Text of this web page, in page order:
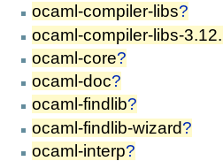
ocaml-compiler-libs?
ocaml-compiler-libs-
ocaml-core?
ocaml-doc?
ocaml-findlib?
ocaml-findlib-wizard?
ocaml-interp?